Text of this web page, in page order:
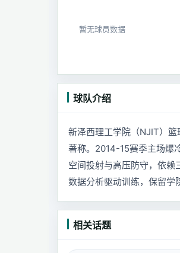
暂无球员数据
球队介绍
新泽西理工学院（NJIT）
著称。2014-15赛季主场爆
空间投射与高压防守，依赖
数据分析驱动训练，保留学
相关话题